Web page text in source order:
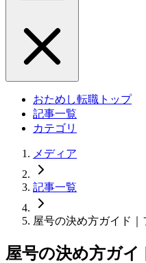
おためし転職トップ
記事一覧
カテゴリ
メディア
記事一覧
屋号の決め方ガイド
屋号の決め方ガ